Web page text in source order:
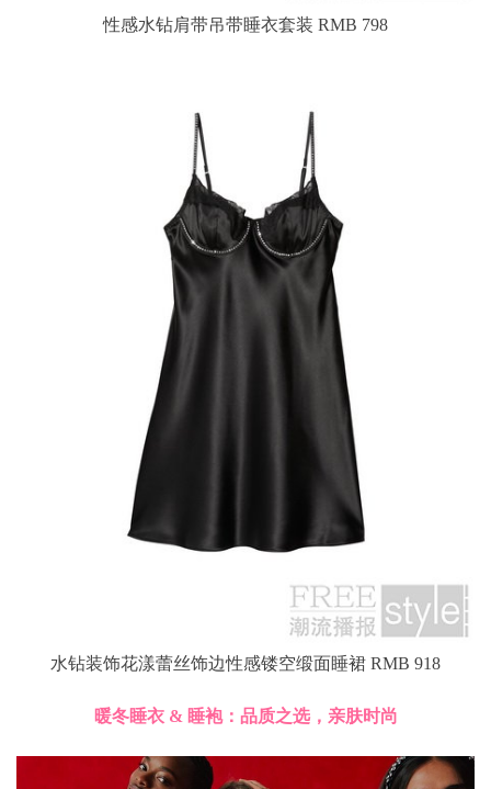
性感水钻肩带吊带睡衣套装 RMB 798
水钻装饰花漾蕾丝饰边性感镂空缎面睡裙 RMB 918
暖冬睡衣 & 睡袍：品质之选，亲肤时尚